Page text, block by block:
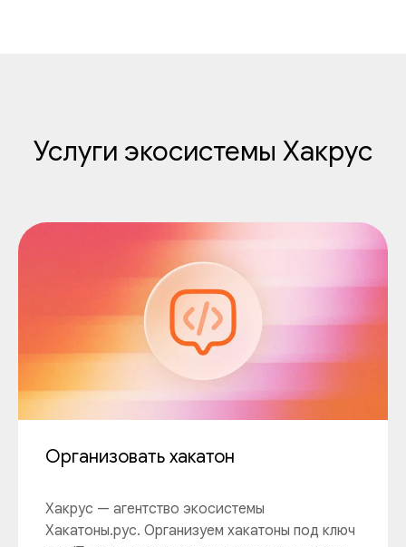
Услуги экосистемы Хакрус
Организовать хакатон
Хакрус — агентство экосистемы
Хакатоны.рус. Организуем хакатоны под ключ